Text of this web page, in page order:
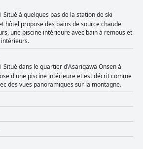
Situé à quelques pas de la station de ski
hôtel propose des bains de source chaude
une piscine intérieure avec bain à remous et
Situé dans le quartier d'Asarigawa Onsen à
d'une piscine intérieure et est décrit comme
des vues panoramiques sur la montagne.